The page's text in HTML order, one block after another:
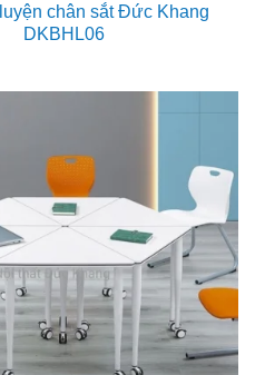
chân sắt Đức Khang
DKBHL06